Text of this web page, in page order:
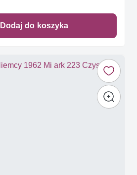
Dodaj do koszyka